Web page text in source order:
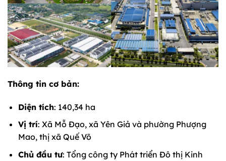
Thông tin cơ bản:
Diện tích: 140,34 ha
Vị trí: Xã Mỗ Đạo, xã Yên Giả và phường Phượng
Mao, thị xã Quế Võ
Chủ đầu tư: Tổng công ty Phát triển Đô thị Kinh